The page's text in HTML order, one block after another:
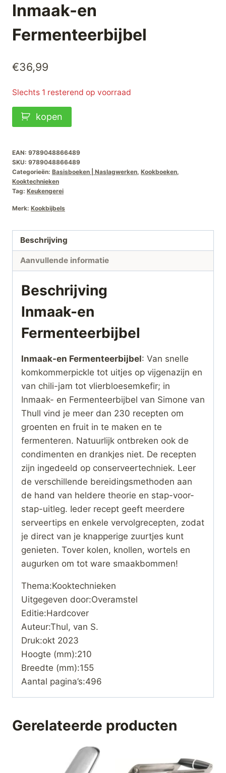
Inmaak-en
Fermenteerbijbel
€36,99
Slechts 1 resterend op voorraad
Inmaak-
en
aantal
kopen
EAN: 9789048866489
SKU: 9789048866489
Categorieën: Basisboeken | Naslagwerken, Kookboeken,
Kooktechnieken
Tag: Keukengerei
Merk: Kookbijbels
Beschrijving
Aanvullende informatie
Beschrijving
Inmaak-en
Fermenteerbijbel
Inmaak-en Fermenteerbijbel: Van snelle
komkommerpickle tot uitjes op vijgenazijn en
van chili-jam tot vlierbloesemkefir; in
Inmaak- en Fermenteerbijbel van Simone van
Thull vind je meer dan 230 recepten om
groenten en fruit in te maken en te
fermenteren. Natuurlijk ontbreken ook de
condimenten en drankjes niet. De recepten
zijn ingedeeld op conserveertechniek. Leer
de verschillende bereidingsmethoden aan
de hand van heldere theorie en stap-voor-
stap-uitleg. Ieder recept geeft meerdere
serveertips en enkele vervolgrecepten, zodat
je direct van je knapperige zuurtjes kunt
genieten. Tover kolen, knollen, wortels en
augurken om tot ware smaakbommen!
Thema:Kooktechnieken
Uitgegeven door:Overamstel
Editie:Hardcover
Auteur:Thul, van S.
Druk:okt 2023
Hoogte (mm):210
Breedte (mm):155
Aantal pagina’s:496
Gerelateerde producten